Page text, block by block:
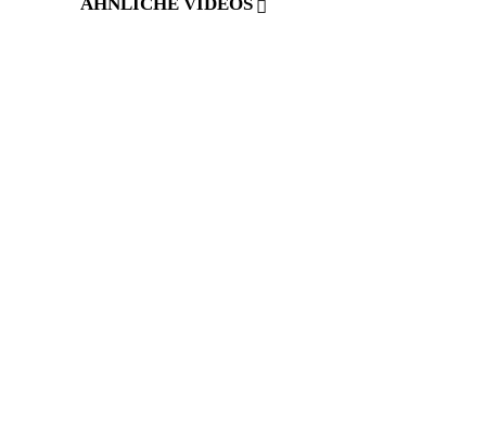
ÄHNLICHE VIDEOS